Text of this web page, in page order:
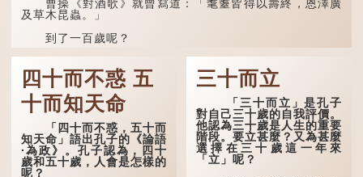
準呢？它反映了古人的一種
樸素觀察：如果立秋的精
曹操《對酒歌》就曾寫道：「耄耋皆得以壽終，恩澤廣
及草木昆蟲。」
到了一百歲呢？
那麼就可以稱為「期頤」。《禮記.曲禮上》：「百年曰
期頤。」鄭玄註：「期，猶要也；頤，養也。不知衣服食
味，孝子要盡養道...
四十而不惑 五
十而知天命
「四十而不惑，五十而
知天命」語出孔子的《論語
·為政》。孔子認為，四十
歲和五十歲，人會是怎樣的
呢？
三十而立
「三十而立」是孔子
對自己三十歲的自我評價。
他認為三十歲是人生的重要
階段。要立甚麼？又為甚麼
選擇在三十歲這一年來
「立」呢？